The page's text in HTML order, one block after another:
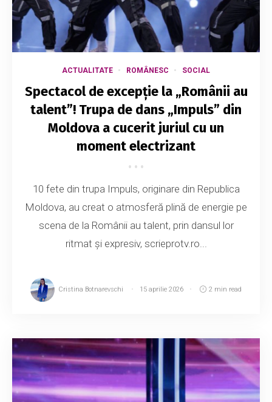
ACTUALITATE ROMÂNESC SOCIAL
Spectacol de excepție la „Românii au
talent”! Trupa de dans „Impuls” din
Moldova a cucerit juriul cu un
moment electrizant
10 fete din trupa Impuls, originare din Republica
Moldova, au creat o atmosferă plină de energie pe
scena de la Românii au talent, prin dansul lor
ritmat și expresiv, scrieprotv.ro...
Cristina Botnarevschi 15 aprilie 2026 2 min read